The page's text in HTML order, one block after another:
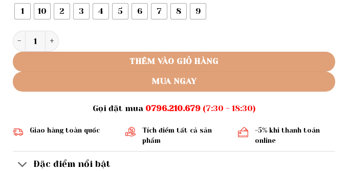
1 10 2 3 4 5 6 7 8 9
Rập giấy A0 mã R423 - rập may vá số lượng
THÊM VÀO GIỎ HÀNG
MUA NGAY
Gọi đặt mua 0796.210.679(7:30 - 18:30)
Giao hàng toàn quốc
Tích điểm tất cả sản
phẩm
-5% khi thanh toán
online
Đặc điểm nổi bật